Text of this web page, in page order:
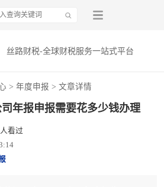
丝路财税-全球财税服务一站式平台
> 年度申报 > 文章详情
年报申报需要花多少钱办理
人看过